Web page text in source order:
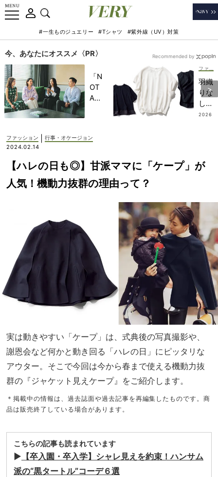
#一生ものジュエリー #Tシャツ #紫外線（UV）対策
今、あなたにオススメ〈PR〉
「N
OT
A
子ど
記憶
に一
生残
旅】
を
羽織
りな
しで
も気
で品
ぽい
【白
黒紺
トッ
プ
ス】
2026
Recommended by
ファッション
行事・オケージョン
2024.02.14
【ハレの日も◎】甘派ママに「ケープ」が
人気！機動力抜群の理由って？
実は動きやすい「ケープ」は、式典後の写真撮影や、
謝恩会など何かと動き回る「ハレの日」にピッタリな
アウター。そこで今回は今から春まで使える機動力抜
群の『ジャケット見えケープ』をご紹介します。
＊掲載中の情報は、過去誌面や過去記事を再編集したものです。商
品は販売終了している場合があります。
こちらの記事も読まれています
▶︎ 【卒入園・卒入学】シャレ見えを約束！ハンサム
派の“黒タートル”コーデ６選